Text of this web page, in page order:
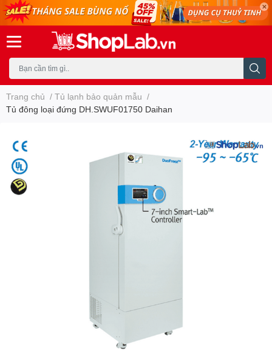
Trang chủ / Tủ lạnh bảo quản mẫu /
Tủ đông loại đứng DH.SWUF01750 Daihan